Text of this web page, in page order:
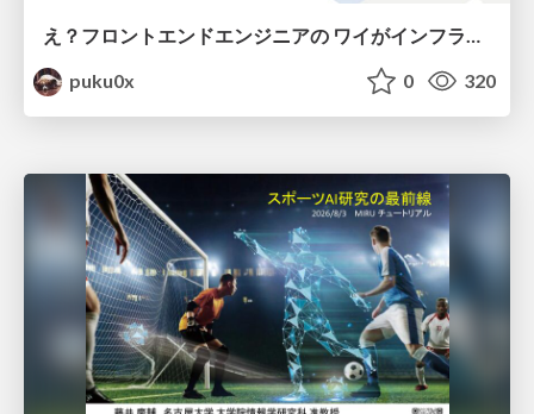
え？フロントエンドエンジニアの ワイがインフラも！？
puku0x
0 320